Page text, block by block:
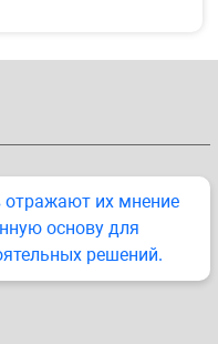
отражают их мнение
основу для
решений.